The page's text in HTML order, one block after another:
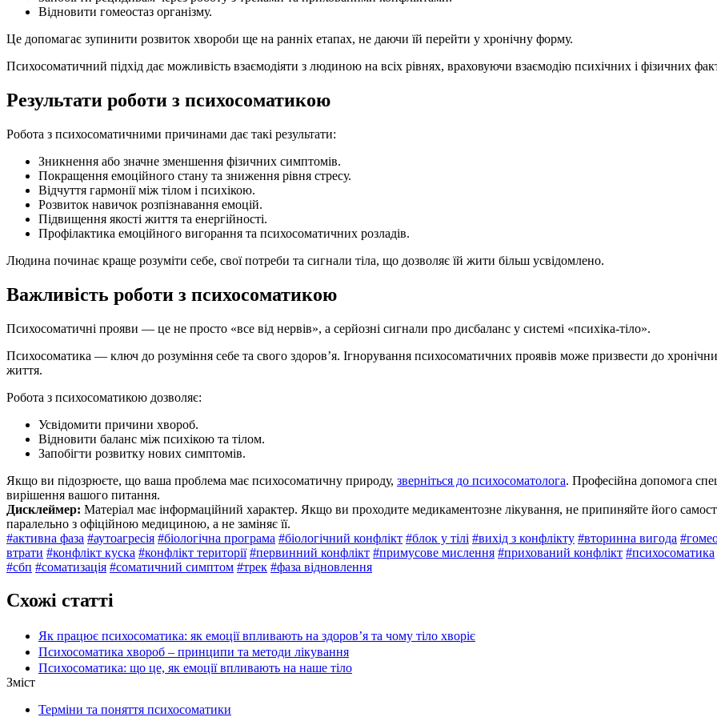
Відновити гомеостаз організму.
Це допомагає зупинити розвиток хвороби ще на ранніх етапах, не даючи їй перейти у хронічну форму.
Психосоматичний підхід дає можливість взаємодіяти з людиною на всіх рівнях, враховуючи взаємодію психічних і фізичних
Результати роботи з психосоматикою
Робота з психосоматичними причинами дає такі результати:
Зникнення або значне зменшення фізичних симптомів.
Покращення емоційного стану та зниження рівня стресу.
Відчуття гармонії між тілом і психікою.
Розвиток навичок розпізнавання емоцій.
Підвищення якості життя та енергійності.
Профілактика емоційного вигорання та психосоматичних розладів.
Людина починає краще розуміти себе, свої потреби та сигнали тіла, що дозволяє їй жити більш усвідомлено.
Важливість роботи з психосоматикою
Психосоматичні прояви — це не просто «все від нервів», а серйозні сигнали про дисбаланс у системі «психіка-тіло».
Психосоматика — ключ до розуміння себе та свого здоров’я. Ігнорування психосоматичних проявів може призвести до
життя.
Робота з психосоматикою дозволяє:
Усвідомити причини хвороб.
Відновити баланс між психікою та тілом.
Запобігти розвитку нових симптомів.
Якщо ви підозрюєте, що ваша проблема має психосоматичну природу, зверніться до психосоматолога. Професійна допомога
вирішення вашого питання.
Дисклеймер: Матеріал має інформаційний характер. Якщо ви проходите медикаментозне лікування, не припиняйте його
паралельно з офіційною медициною, а не заміняє її.
#активна фаза #аутоагресія #біологічна програма #біологічний конфлікт #блок у тілі #вихід з конфлікту #вторинна вигода
втрати #конфлікт куска #конфлікт території #первинний конфлікт #примусове мислення #прихований конфлікт #психосоматика
#сбп #соматизація #соматичний симптом #трек #фаза відновлення
Схожі статті
Як працює психосоматика: як емоції впливають на здоров’я та чому тіло хворіє
Психосоматика хвороб – принципи та методи лікування
Психосоматика: що це, як емоції впливають на наше тіло
Зміст
Терміни та поняття психосоматики